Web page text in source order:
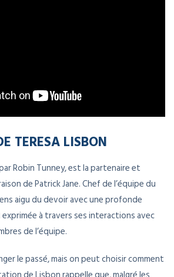
TERESA LISBON
Robin Tunney, est la partenaire et
de Patrick Jane. Chef de l’équipe du
aigu du devoir avec une profonde
à travers ses interactions avec
de l’équipe.
le passé, mais on peut choisir comment